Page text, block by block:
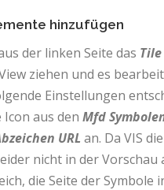
hinzufügen
der linken Seite das
ziehen und es
Einstellungen
aus den Mfd
URL an. Da VIS die
nicht in der Vorschau
die Seite der Symbole